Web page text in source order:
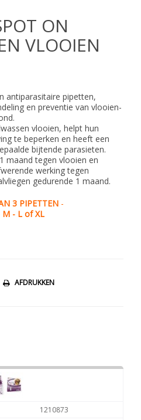
ON
VLOOIEN
antiparasitaire pipetten,
en preventie van vlooien-
vlooien, helpt hun
te beperken en heeft een
bijtende parasieten.
maand tegen vlooien en
werking tegen
gedurende 1 maand.
3 PIPETTEN-
M - L of XL
AFDRUKKEN
1210873